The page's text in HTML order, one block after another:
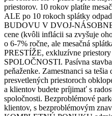
priestorov. 10 rokov platíte
ALE po 10 rokoch splátky
BUDOVU V DVOJ-
cene (kvôli inflácii sa zvyšuje
o 6-7% ročne, ale mesačná
PRESTÍŽE, exkluzívne
SPOLOČNOSTI. Pasívna
peňaženke. Zamestnanci sa
presvetlených priestoroch
a klientov budete príjimať s
spoločnosti. Bezproblémové
klientov, s bezproblémovým